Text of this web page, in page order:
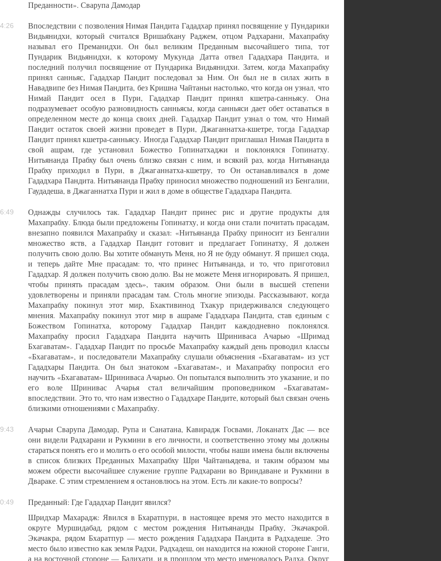
Преданности». Сварупа Дамодар
Впоследствии с позволения Нимая Пандита Гададхар принял посвящение у Пундарики
Видьянидхи, который считался Вришабхану Раджем, отцом Радхарани, Махапрабху
называл его Преманидхи. Он был великим Преданным высочайшего типа, тот
Пундарик Видьянидхи, к которому Мукунда Датта отвел Гададхара Пандита, и
последний получил посвящение от Пундарика Видьянидхи. Затем, когда Махапрабху
принял санньяс, Гададхар Пандит последовал за Ним. Он был не в силах жить в
Навадвипе без Нимая Пандита, без Кришна Чайтаньи настолько, что когда он узнал, что
Нимай Пандит осел в Пури, Гададхар Пандит принял кшетра-санньясу. Она
подразумевает особую разновидность санньясы, когда санньяси дает обет оставаться в
определенном месте до конца своих дней. Гададхар Пандит узнал о том, что Нимай
Пандит остаток своей жизни проведет в Пури, Джаганнатха-кшетре, тогда Гададхар
Пандит принял кшетра-санньясу. Иногда Гададхар Пандит приглашал Нимая Пандита в
свой ашрам, где установил Божество Гопинатхаджи и поклонялся Гопинатху.
Нитьянанда Прабху был очень близко связан с ним, и всякий раз, когда Нитьянанда
Прабху приходил в Пури, в Джаганнатха-кшетру, то Он останавливался в доме
Гададхара Пандита. Нитьянанда Прабху приносил множество подношений из Бенгалии,
Гаудадеша, в Джаганнатха Пури и жил в доме в обществе Гададхара Пандита.
Однажды случилось так. Гададхар Пандит принес рис и другие продукты для
Махапрабху. Блюда были предложены Гопинатху, и когда они стали почитать прасадам,
внезапно появился Махапрабху и сказал: «Нитьянанда Прабху приносит из Бенгалии
множество яств, а Гададхар Пандит готовит и предлагает Гопинатху, Я должен
получить свою долю. Вы хотите обмануть Меня, но Я не буду обманут. Я пришел сюда,
и теперь дайте Мне прасадам: то, что принес Нитьянанда, и то, что приготовил
Гададхар. Я должен получить свою долю. Вы не можете Меня игнорировать. Я пришел,
чтобы принять прасадам здесь», таким образом. Они были в высшей степени
удовлетворены и приняли прасадам там. Столь многие эпизоды. Рассказывают, когда
Махапрабху покинул этот мир, Бхактивинод Тхакур придерживался следующего
мнения. Махапрабху покинул этот мир в ашраме Гададхара Пандита, став единым с
Божеством Гопинатха, которому Гададхар Пандит каждодневно поклонялся.
Махапрабху просил Гададхара Пандита научить Шриниваса Ачарью «Шримад
Бхагаватам». Гададхар Пандит по просьбе Махапрабху каждый день проводил классы
«Бхагаватам», и последователи Махапрабху слушали объяснения «Бхагаватам» из уст
Гададхары Пандита. Он был знатоком «Бхагаватам», и Махапрабху попросил его
научить «Бхагаватам» Шриниваса Ачарью. Он попытался выполнить это указание, и по
его воле Шринивас Ачарья стал величайшим проповедником «Бхагаватам»
впоследствии. Это то, что нам известно о Гададхаре Пандите, который был связан очень
близкими отношениями с Махапрабху.
Ачарьи Сварупа Дамодар, Рупа и Санатана, Кавирадж Госвами, Локанатх Дас — все
они видели Радхарани и Рукмини в его личности, и соответственно этому мы должны
стараться понять его и молить о его особой милости, чтобы наши имена были включены
в список близких Преданных Махапрабху Шри Чайтаньядева, и таким образом мы
можем обрести высочайшее служение группе Радхарани во Вриндаване и Рукмини в
Двараке. С этим стремлением я остановлюсь на этом. Есть ли какие-то вопросы?
Преданный: Где Гададхар Пандит явился?
Шридхар Махарадж: Явился в Бхаратпури, в настоящее время это место находится в
округе Муршидабад, рядом с местом рождения Нитьянанды Прабху, Экачакрой.
Экачакра, рядом Бхаратпур — место рождения Гададхара Пандита в Радхадеше. Это
место было известно как земля Радхи, Радхадеш, он находится на южной стороне Ганги,
а на восточной стороне — Балихати, и в прошлом это место именовалось Радха. Округ